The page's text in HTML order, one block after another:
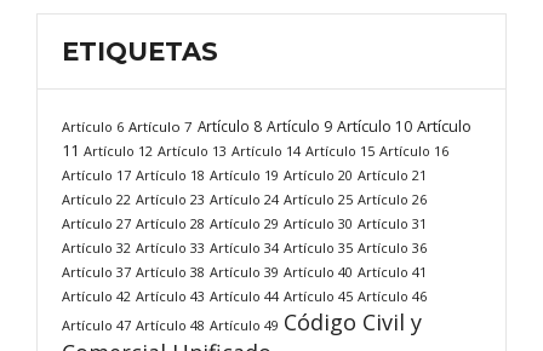
ETIQUETAS
Artículo 6 Artículo 7 Artículo 8 Artículo 9 Artículo 10 Artículo
11 Artículo 12 Artículo 13 Artículo 14 Artículo 15 Artículo 16
Artículo 17 Artículo 18 Artículo 19 Artículo 20 Artículo 21
Artículo 22 Artículo 23 Artículo 24 Artículo 25 Artículo 26
Artículo 27 Artículo 28 Artículo 29 Artículo 30 Artículo 31
Artículo 32 Artículo 33 Artículo 34 Artículo 35 Artículo 36
Artículo 37 Artículo 38 Artículo 39 Artículo 40 Artículo 41
Artículo 42 Artículo 43 Artículo 44 Artículo 45 Artículo 46
Artículo 47 Artículo 48 Artículo 49 Código Civil y